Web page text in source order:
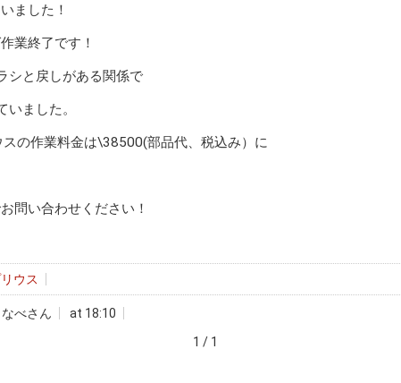
ました！
業終了です！
シと戻しがある関係で
ました。
の作業料金は\38500(部品代、税込み）に
問い合わせください！
ウス
べさん
at 18:10
1 / 1